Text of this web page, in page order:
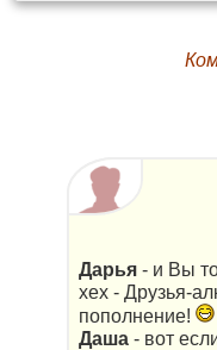
Дарья - и Вы
хех - Друзья-
пополнение!
Даша - вот